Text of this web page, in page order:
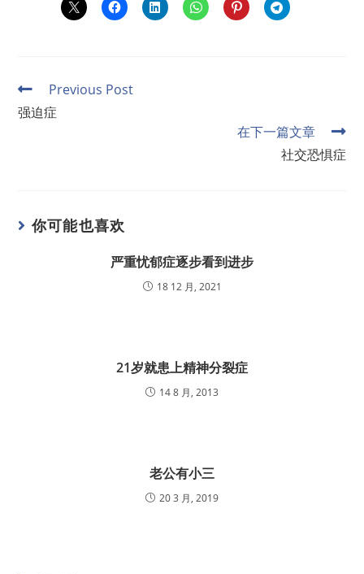
Previous Post
强迫症
在下一篇文章
社交恐惧症
你可能也喜欢
严重忧郁症逐步看到进步
18 12 月, 2021
21岁就患上精神分裂症
14 8 月, 2013
老公有小三
20 3 月, 2019